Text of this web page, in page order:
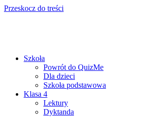
Przeskocz do treści
Szkoła
Powrót do QuizMe
Dla dzieci
Szkoła podstawowa
Klasa 4
Lektury
Dyktanda